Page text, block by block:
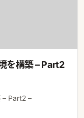
を構築 – Part2
– Part2 –